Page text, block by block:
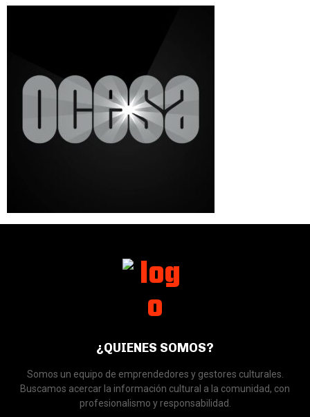
¿QUIENES SOMOS?
Somos un equipo de emprendedores y gestores culturales.
Buscamos acercar la información cultural a la comunidad, con
profesionalismo y responsabilidad.